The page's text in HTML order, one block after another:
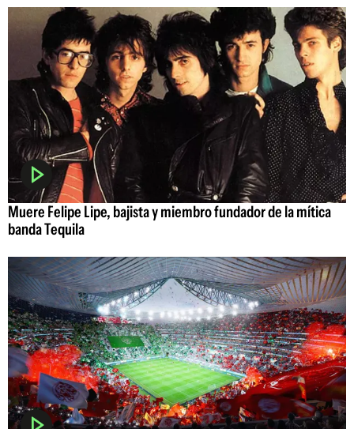
Muere Felipe Lipe, bajista y miembro fundador de la mítica
banda Tequila